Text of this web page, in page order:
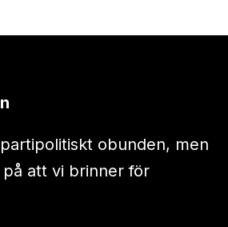
obunden, men
att vi brinner för